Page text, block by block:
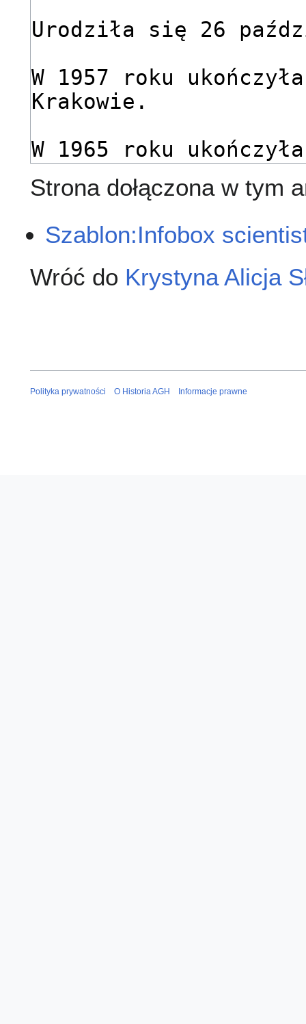
Strona dołączona w tym
Szablon:Infobox
Wróć do Krystyna Alicja
Polityka prywatności O Historia AGH Informacje prawne